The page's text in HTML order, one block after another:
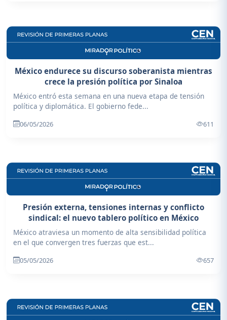
México endurece su discurso soberanista mientras
crece la presión política por Sinaloa
México entró esta semana en una nueva etapa de tensión
política y diplomática. El gobierno fede...
06/05/2026 611
Presión externa, tensiones internas y conflicto
sindical: el nuevo tablero político en México
México atraviesa un momento de alta sensibilidad política
en el que convergen tres fuerzas que est...
05/05/2026 657